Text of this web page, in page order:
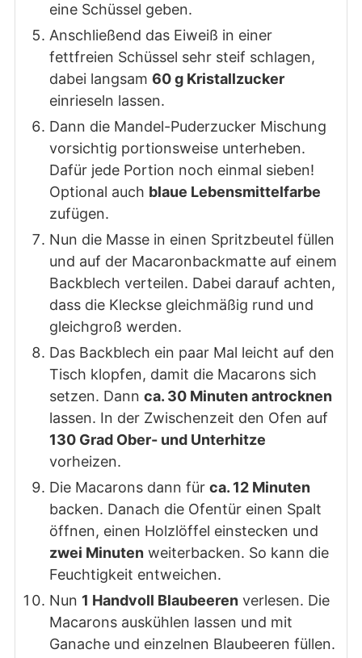
eine Schüssel geben.
Anschließend das Eiweiß in einer
fettfreien Schüssel sehr steif schlagen,
dabei langsam 60 g Kristallzucker
einrieseln lassen.
Dann die Mandel-Puderzucker Mischung
vorsichtig portionsweise unterheben.
Dafür jede Portion noch einmal sieben!
Optional auch blaue Lebensmittelfarbe
zufügen.
Nun die Masse in einen Spritzbeutel füllen
und auf der Macaronbackmatte auf einem
Backblech verteilen. Dabei darauf achten,
dass die Kleckse gleichmäßig rund und
gleichgroß werden.
Das Backblech ein paar Mal leicht auf den
Tisch klopfen, damit die Macarons sich
setzen. Dann ca. 30 Minuten antrocknen
lassen. In der Zwischenzeit den Ofen auf
130 Grad Ober- und Unterhitze
vorheizen.
Die Macarons dann für ca. 12 Minuten
backen. Danach die Ofentür einen Spalt
öffnen, einen Holzlöffel einstecken und
zwei Minutenweiterbacken. So kann die
Feuchtigkeit entweichen.
Nun 1 Handvoll Blaubeerenverlesen. Die
Macarons auskühlen lassen und mit
Ganache und einzelnen Blaubeeren füllen.